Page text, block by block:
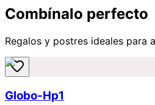
Combínalo perfecto
Regalos y postres ideales para
Globo-Hp1